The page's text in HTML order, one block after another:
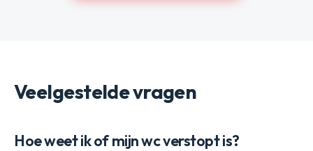
Veelgestelde vragen
Hoe weet ik of mijn wc verstopt is?